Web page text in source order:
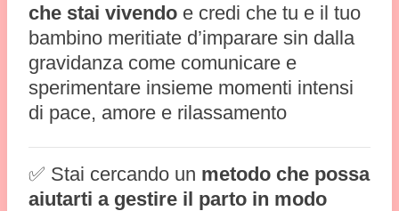
che stai vivendo e credi che tu e il tuo
bambino meritiate d’imparare sin dalla
gravidanza come comunicare e
sperimentare insieme momenti intensi
di pace, amore e rilassamento
✅ Stai cercando un metodo che possa
aiutarti a gestire il parto in modo